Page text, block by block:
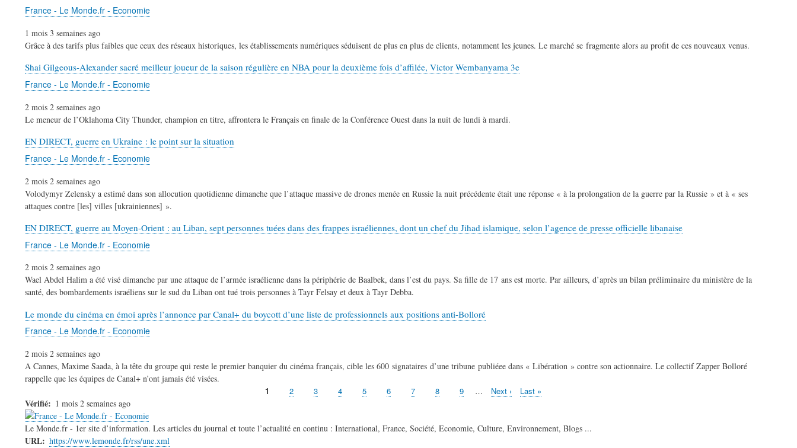
France - Le Monde.fr - Economie
1 mois 3 semaines ago
Grâce à des tarifs plus faibles que ceux des réseaux historiques, les établissements numériques séduisent de plus en plus de clients, notamment les jeunes. Le marché se fragmente alors au profit de ces nouveaux venus.
Shai Gilgeous-Alexander sacré meilleur joueur de la saison régulière en NBA pour la deuxième fois d’affilée, Victor Wembanyama 3e
France - Le Monde.fr - Economie
2 mois 2 semaines ago
Le meneur de l’Oklahoma City Thunder, champion en titre, affrontera le Français en finale de la Conférence Ouest dans la nuit de lundi à mardi.
EN DIRECT, guerre en Ukraine : le point sur la situation
France - Le Monde.fr - Economie
2 mois 2 semaines ago
Volodymyr Zelensky a estimé dans son allocution quotidienne dimanche que l’attaque massive de drones menée en Russie la nuit précédente était une réponse « à la prolongation de la guerre par la Russie » et à « ses
attaques contre [les] villes [ukrainiennes] ».
EN DIRECT, guerre au Moyen-Orient : au Liban, sept personnes tuées dans des frappes israéliennes, dont un chef du Jihad islamique, selon l’agence de presse officielle libanaise
France - Le Monde.fr - Economie
2 mois 2 semaines ago
Wael Abdel Halim a été visé dimanche par une attaque de l’armée israélienne dans la périphérie de Baalbek, dans l’est du pays. Sa fille de 17 ans est morte. Par ailleurs, d’après un bilan préliminaire du ministère de la
santé, des bombardements israéliens sur le sud du Liban ont tué trois personnes à Tayr Felsay et deux à Tayr Debba.
​Le monde du cinéma en émoi après l’annonce par Canal+ du boycott d’une liste de professionnels aux positions anti-Bolloré
France - Le Monde.fr - Economie
2 mois 2 semaines ago
A Cannes, Maxime Saada, à la tête du groupe qui reste le premier banquier du cinéma français, cible les ​600 signataires d’une tribune publiée​e dans « Libération » contre son actionnaire. Le collectif Zapper Bolloré
rappelle que les équipes de Canal+ n’ont jamais été visées.
Pagination
Page
1 Page
2 Page
3 Page
4 Page
5 Page
6 Page
7 Page
8 Page
9 …
Page
Next ›
Dernière
Last »
Vérifié 1 mois 2 semaines ago
Le Monde.fr - 1er site d’information. Les articles du journal et toute l’actualité en continu : International, France, Société, Economie, Culture, Environnement, Blogs ...
URL https://www.lemonde.fr/rss/une.xml